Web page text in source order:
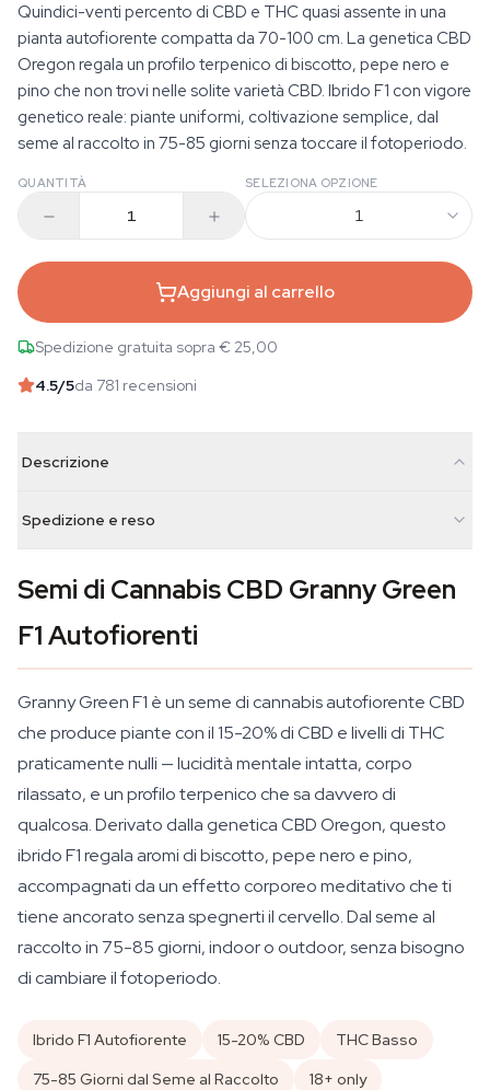
Quindici-venti percento di CBD e THC quasi assente in una
pianta autofiorente compatta da 70-100 cm. La genetica CBD
Oregon regala un profilo terpenico di biscotto, pepe nero e
pino che non trovi nelle solite varietà CBD. Ibrido F1 con vigore
genetico reale: piante uniformi, coltivazione semplice, dal
seme al raccolto in 75-85 giorni senza toccare il fotoperiodo.
QUANTITÀ SELEZIONA OPZIONE
1
Aggiungi al carrello
Spedizione gratuita sopra € 25,00
4.5/5da 781 recensioni
Descrizione
Spedizione e reso
Semi di Cannabis CBD Granny Green
F1 Autofiorenti
Granny Green F1 è un seme di cannabis autofiorente CBD
che produce piante con il 15-20% di CBD e livelli di THC
praticamente nulli — lucidità mentale intatta, corpo
rilassato, e un profilo terpenico che sa davvero di
qualcosa. Derivato dalla genetica CBD Oregon, questo
ibrido F1 regala aromi di biscotto, pepe nero e pino,
accompagnati da un effetto corporeo meditativo che ti
tiene ancorato senza spegnerti il cervello. Dal seme al
raccolto in 75-85 giorni, indoor o outdoor, senza bisogno
di cambiare il fotoperiodo.
Ibrido F1 Autofiorente 15-20% CBD
THC Basso
75-85 Giorni dal Seme al Raccolto
18+ only